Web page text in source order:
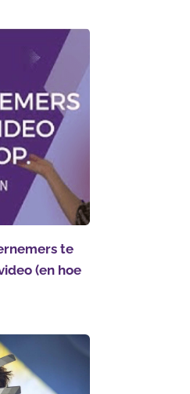
te
(en hoe